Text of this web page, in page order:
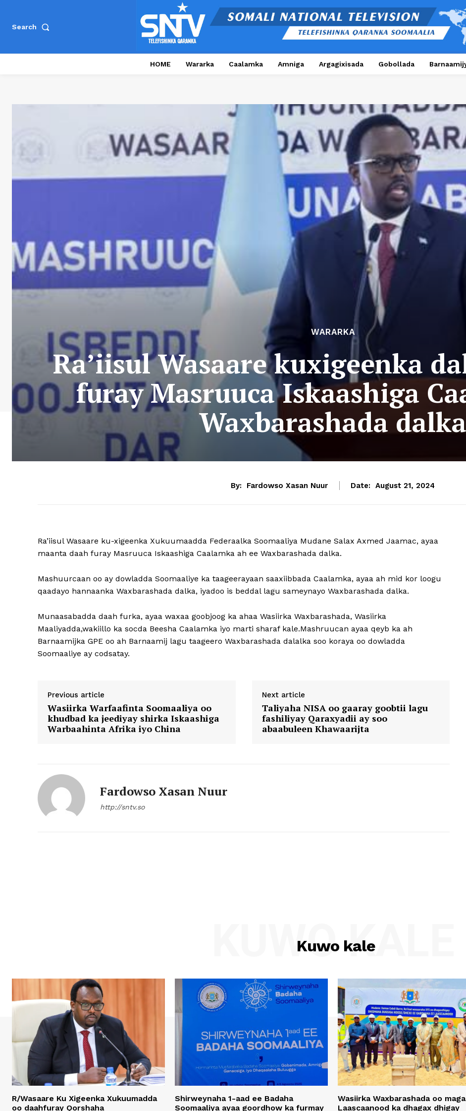
Search
HOME Wararka Caalamka Amniga Argagixisada Gobollada
WARARKA
Ra’iisul Wasaare kuxigeenka
furay Masruuca Iskaashiga
Waxbarashada dalka
By: Fardowso Xasan Nuur Date: August 21, 2024
Ra’iisul Wasaare ku-xigeenka Xukuumaadda Federaalka Soomaaliya Mudane Salax Axmed Jaamac, ayaa
maanta daah furay Masruuca Iskaashiga Caalamka ah ee Waxbarashada dalka.
Mashuurcaan oo ay dowladda Soomaaliye ka taageerayaan saaxiibbada Caalamka, ayaa ah mid kor loogu
qaadayo hannaanka Waxbarashada dalka, iyadoo is beddal lagu sameynayo Waxbarashada dalka.
Munaasabadda daah furka, ayaa waxaa goobjoog ka ahaa Wasiirka Waxbarashada, Wasiirka
Maaliyadda,wakiillo ka socda Beesha Caalamka iyo marti sharaf kale.Mashruucan ayaa qeyb ka ah
Barnaamijka GPE oo ah Barnaamij lagu taageero Waxbarashada dalalka soo koraya oo dowladda
Soomaaliye ay codsatay.
Previous article
Wasiirka Warfaafinta Soomaaliya oo
khudbad ka jeediyay shirka Iskaashiga
Warbaahinta Afrika iyo China
Next article
Taliyaha NISA oo gaaray goobtii lagu
fashiliyay Qaraxyadii ay soo
abaabuleen Khawaarijta
Fardowso Xasan Nuur
http://sntv.so
Kuwo kale
KUWO KALE
R/Wasaare Ku Xigeenka Xukuumadda
oo daahfuray Qorshaha
Shirweynaha 1-aad ee Badaha
Soomaaliya ayaa goordhow ka furmay
Wasiirka Waxbarashada oo
Laascaanood ka dhagax dhigay